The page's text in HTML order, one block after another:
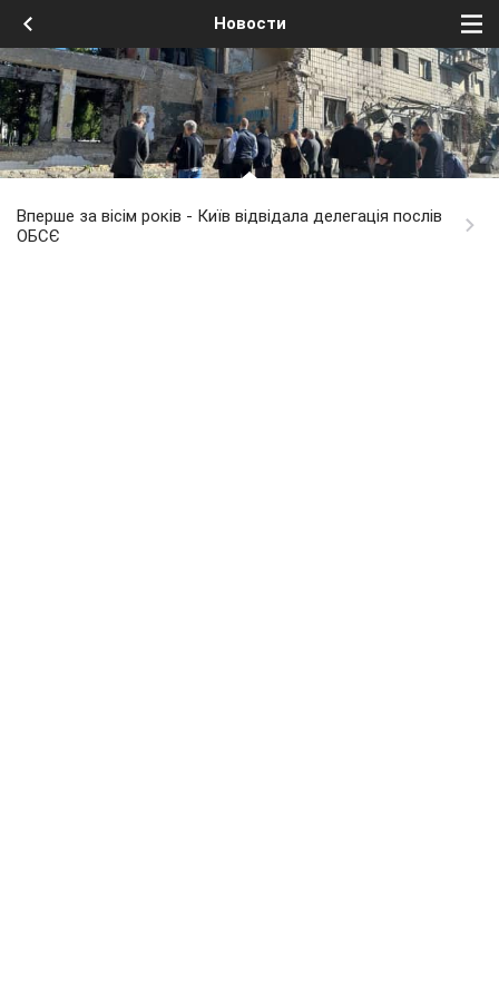
Новости
Вперше за вісім років - Київ відвідала делегація послів
ОБСЄ